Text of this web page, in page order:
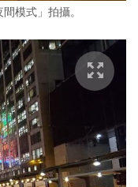
模式」拍攝。